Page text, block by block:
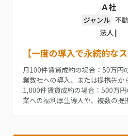
Ａ社
ジャンル 不
法人 |
【一度の導入で永続的な
月100件賃貸成約の場合：50万円
業数社への導入、または提携先か
1,000件賃貸成約の場合：500万
業への福利厚生導入や、複数の提